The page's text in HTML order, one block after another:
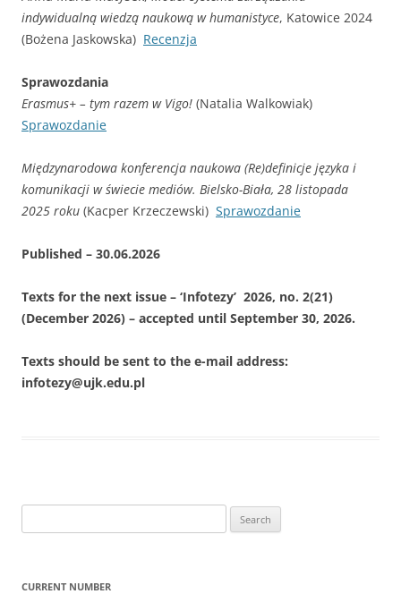
indywidualną wiedzą naukową w humanistyce, Katowice 2024
(Bożena Jaskowska) Recenzja
Sprawozdania
Erasmus+ – tym razem w Vigo! (Natalia Walkowiak)
Sprawozdanie
Międzynarodowa konferencja naukowa (Re)definicje języka i
komunikacji w świecie mediów. Bielsko-Biała, 28 listopada
2025 roku (Kacper Krzeczewski) Sprawozdanie
Published – 30.06.2026
Texts for the next issue – ‘Infotezy’ 2026, no. 2(21)
(December 2026) – accepted until September 30, 2026.
Texts should be sent to the e-mail address:
infotezy@ujk.edu.pl
for:
CURRENT NUMBER